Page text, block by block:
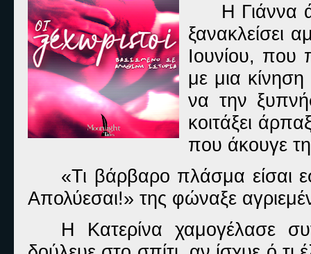
Η Γιάννα
ξανακλείσει
Ιουνίου, που
με μια
να την
κοιτάξει
που άκουγε
«Τι βάρβαρο πλάσμα είσαι
Απολύεσαι!» της φώναξε
Η Κατερίνα χαμογέλασε